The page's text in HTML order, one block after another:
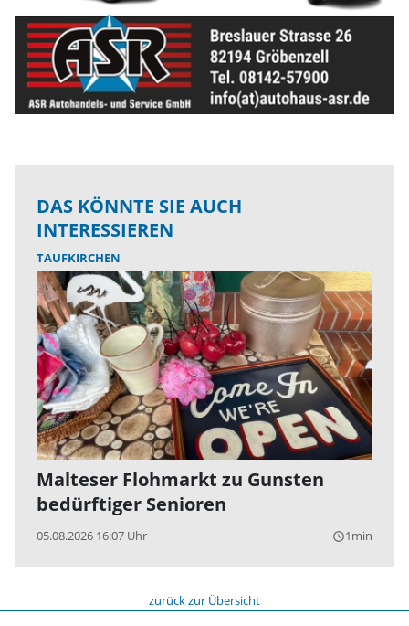
DAS KÖNNTE SIE AUCH
INTERESSIEREN
TAUFKIRCHEN
Malteser Flohmarkt zu Gunsten
bedürftiger Senioren
05.08.2026 16:07 Uhr query_builder1min
zurück zur Übersicht